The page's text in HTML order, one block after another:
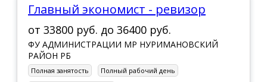
Главный экономист - ревизор
от 33800 руб. до 36400 руб.
ФУ АДМИНИСТРАЦИИ МР НУРИМАНОВСКИЙ
РАЙОН РБ
Полная занятость
Полный рабочий день